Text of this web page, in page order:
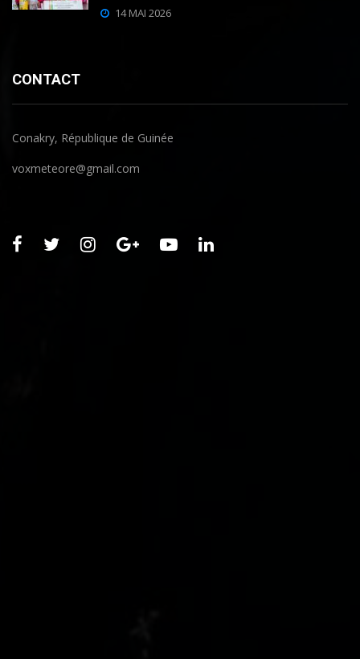
14 MAI 2026
CONTACT
Conakry, République de Guinée
voxmeteore@gmail.com